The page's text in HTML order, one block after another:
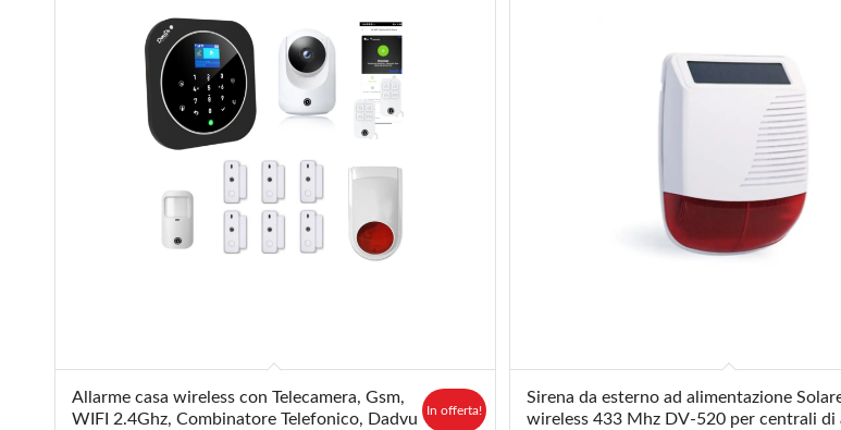
Allarme casa wireless con Telecamera, Gsm,
WIFI 2.4Ghz, Combinatore Telefonico, Dadvu
In offerta!
Sirena da esterno ad alimentazione
wireless 433 Mhz DV-520 per centrali di